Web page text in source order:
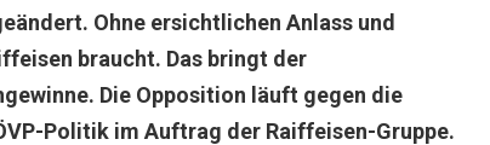
Ohne ersichtlichen Anlass und
braucht. Das bringt der
Die Opposition läuft gegen die
Politik im Auftrag der Raiffeisen-Gruppe.